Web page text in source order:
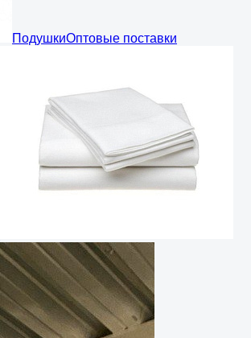
ПодушкиОптовые поставки